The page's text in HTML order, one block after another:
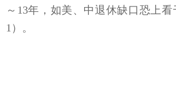
～13年，如美、中退休缺口恐上
1）。